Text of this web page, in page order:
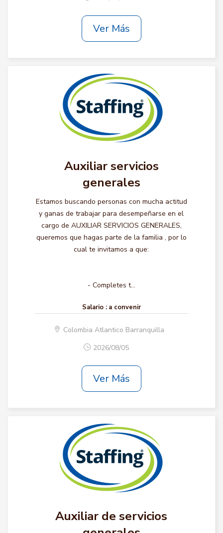
Ver Más
Auxiliar servicios
generales
Estamos buscando personas con mucha actitud
y ganas de trabajar para desempeñarse en el
cargo de AUXILIAR SERVICIOS GENERALES,
queremos que hagas parte de la familia , por lo
cual te invitamos a que:
- Completes t...
Salario : a convenir
Colombia Atlantico Barranquilla
2026/08/05
Ver Más
Auxiliar de servicios